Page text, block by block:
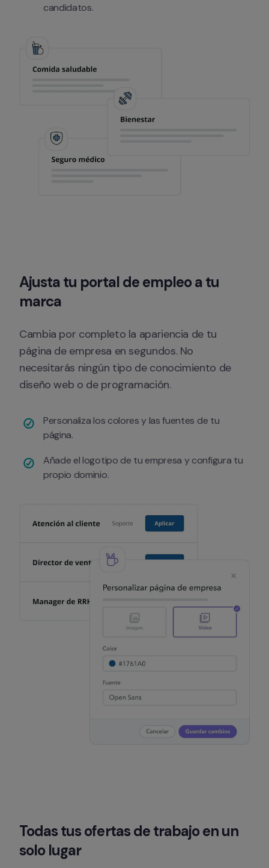
candidatos.
Ajusta tu portal de empleo a tu
marca
Cambia por completo la apariencia de tu
página de empresa en segundos. No
necesitarás ningún tipo de conocimiento de
diseño web o de programación.
Personaliza los colores y las fuentes de tu
página.
Añade el logotipo de tu empresa y configura tu
propio dominio.
Todas tus ofertas de trabajo en un
solo lugar